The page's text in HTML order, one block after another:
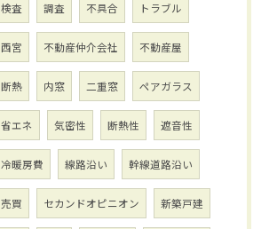
検査 調査 不具合 トラブル
西宮 不動産仲介会社 不動産屋
断熱 内窓 二重窓 ペアガラス
省エネ 気密性 断熱性 遮音性
冷暖房費 線路沿い 幹線道路沿い
売買 セカンドオピニオン 新築戸建